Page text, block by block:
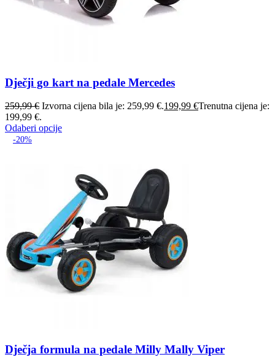
Dječji go kart na pedale Mercedes
259,99€ Izvorna cijena bila je: 259,99 €.199,99 €Trenutna cijena je:
199,99 €.
Odaberi opcije
-20%
Dječja formula na pedale Milly Mally Viper